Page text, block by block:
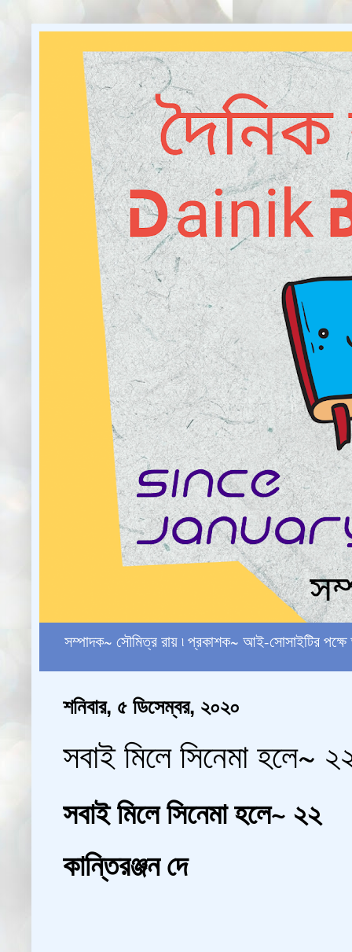
সম্পাদক~ সৌমিত্র রায় ৷ প্রকাশক~ আই-সোসাইটির
শনিবার, ৫ ডিসেম্বর, ২০২০
সবাই মিলে সিনেমা হলে~
সবাই মিলে সিনেমা হলে~ ২২
কান্তিরঞ্জন দে